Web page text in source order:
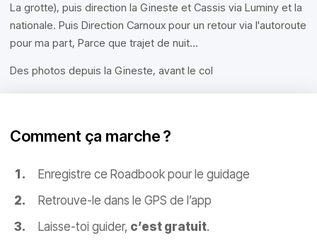
La grotte), puis direction la Gineste et Cassis via Luminy et la
nationale. Puis Direction Carnoux pour un retour via l'autoroute
pour ma part, Parce que trajet de nuit...
Des photos depuis la Gineste, avant le col
Comment ça marche ?
Enregistre ce Roadbook pour le guidage
Retrouve-le dans le GPS de l’app
Laisse-toi guider, c’est gratuit.